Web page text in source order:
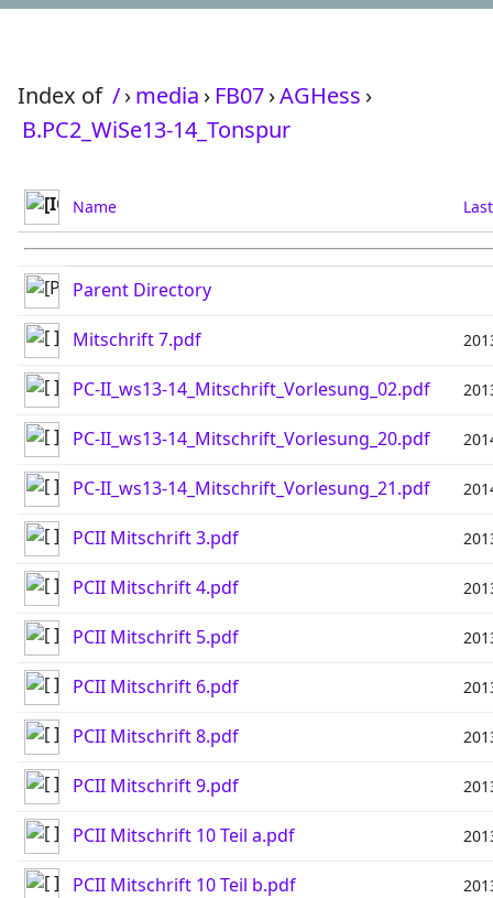
Index of /›media › FB07›AGHess ›
B.PC2_WiSe13-14_Tonspur
Name
Parent Directory
Mitschrift 7.pdf
PC-II_ws13-14_Mitschrift_Vorlesung_02.pdf
PC-II_ws13-14_Mitschrift_Vorlesung_20.pdf
PC-II_ws13-14_Mitschrift_Vorlesung_21.pdf
PCII Mitschrift 3.pdf
PCII Mitschrift 4.pdf
PCII Mitschrift 5.pdf
PCII Mitschrift 6.pdf
PCII Mitschrift 8.pdf
PCII Mitschrift 9.pdf
PCII Mitschrift 10 Teil a.pdf
PCII Mitschrift 10 Teil b.pdf